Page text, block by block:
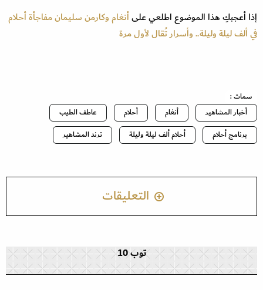
إذا أعجبكِ هذا الموضوع اطلعي علىأنغام وكارمن سليمان مفاجأة أحلام
في ألف ليلة وليلة.. وأسرار تُقال لأول مرة
سمات :
أخبار المشاهير
أنغام أحلام
عاطف الطيب
برنامج أحلام
أحلام ألف ليلة وليلة ترند المشاهير
التعليقات
توب 10